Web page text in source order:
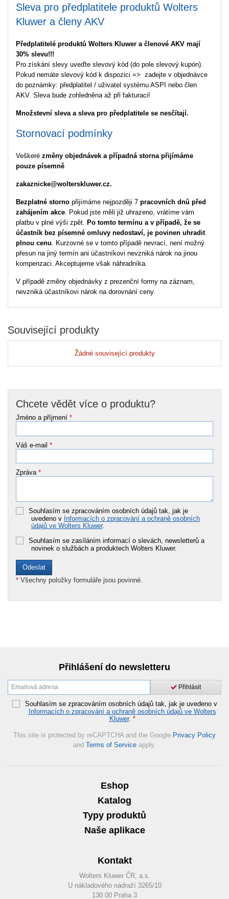
Sleva pro předplatitele produktů Wolters
Kluwer a členy AKV
Předplatitelé produktů Wolters Kluwer a členové AKV mají
30% slevu!!!
Pro získání slevy uveďte slevový kód (do pole slevový kupón).
Pokud nemáte slevový kód k dispozici => zadejte v objednávce
do poznámky: předplatitel / uživatel systému ASPI nebo člen
AKV. Sleva bude zohledněna až při fakturaci!
Množstevní sleva a sleva pro předplatitele se nesčítají.
Stornovací podmínky
Veškeré změny objednávek a případná storna přijímáme
pouze písemně
zakaznicke@wolterskluwer.cz.
Bezplatné storno přijímáme nejpozději 7 pracovních dnů před
zahájením akce. Pokud jste měli již uhrazeno, vrátíme vám
platbu v plné výši zpět. Po tomto termínu a v případě, že se
účastník bez písemné omluvy nedostaví, je povinen uhradit
plnou cenu. Kurzovné se v tomto případě nevrací, není možný
přesun na jiný termín ani účastníkovi nevzniká nárok na jinou
kompenzaci. Akceptujeme však náhradníka.
V případě změny objednávky z prezenční formy na záznam,
nevzniká účastníkovi nárok na dorovnání ceny.
Související produkty
Žádné související produkty
Chcete vědět více o produktu?
Jméno a příjmení *
Váš e-mail *
Zpráva *
Souhlasím se zpracováním osobních údajů tak, jak je
uvedeno v Informacích o zpracování a ochraně osobních
údajů ve Wolters Kluwer.
Souhlasím se zasíláním informací o slevách, newsletterů a
novinek o službách a produktech Wolters Kluwer.
* Všechny položky formuláře jsou povinné.
Přihlášení do newsletteru
Přihlásit
Souhlasím se zpracováním osobních údajů tak, jak je uvedeno v
Informacích o zpracování a ochraně osobních údajů ve Wolters
Kluwer. *
This site is protected by reCAPTCHA and the Google Privacy Policy
and Terms of Service apply.
Eshop
Katalog
Typy produktů
Naše aplikace
Kontakt
Wolters Kluwer ČR, a.s.
U nákladového nádraží 3265/10
130 00 Praha 3